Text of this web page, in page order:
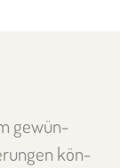
gewün­
kön­